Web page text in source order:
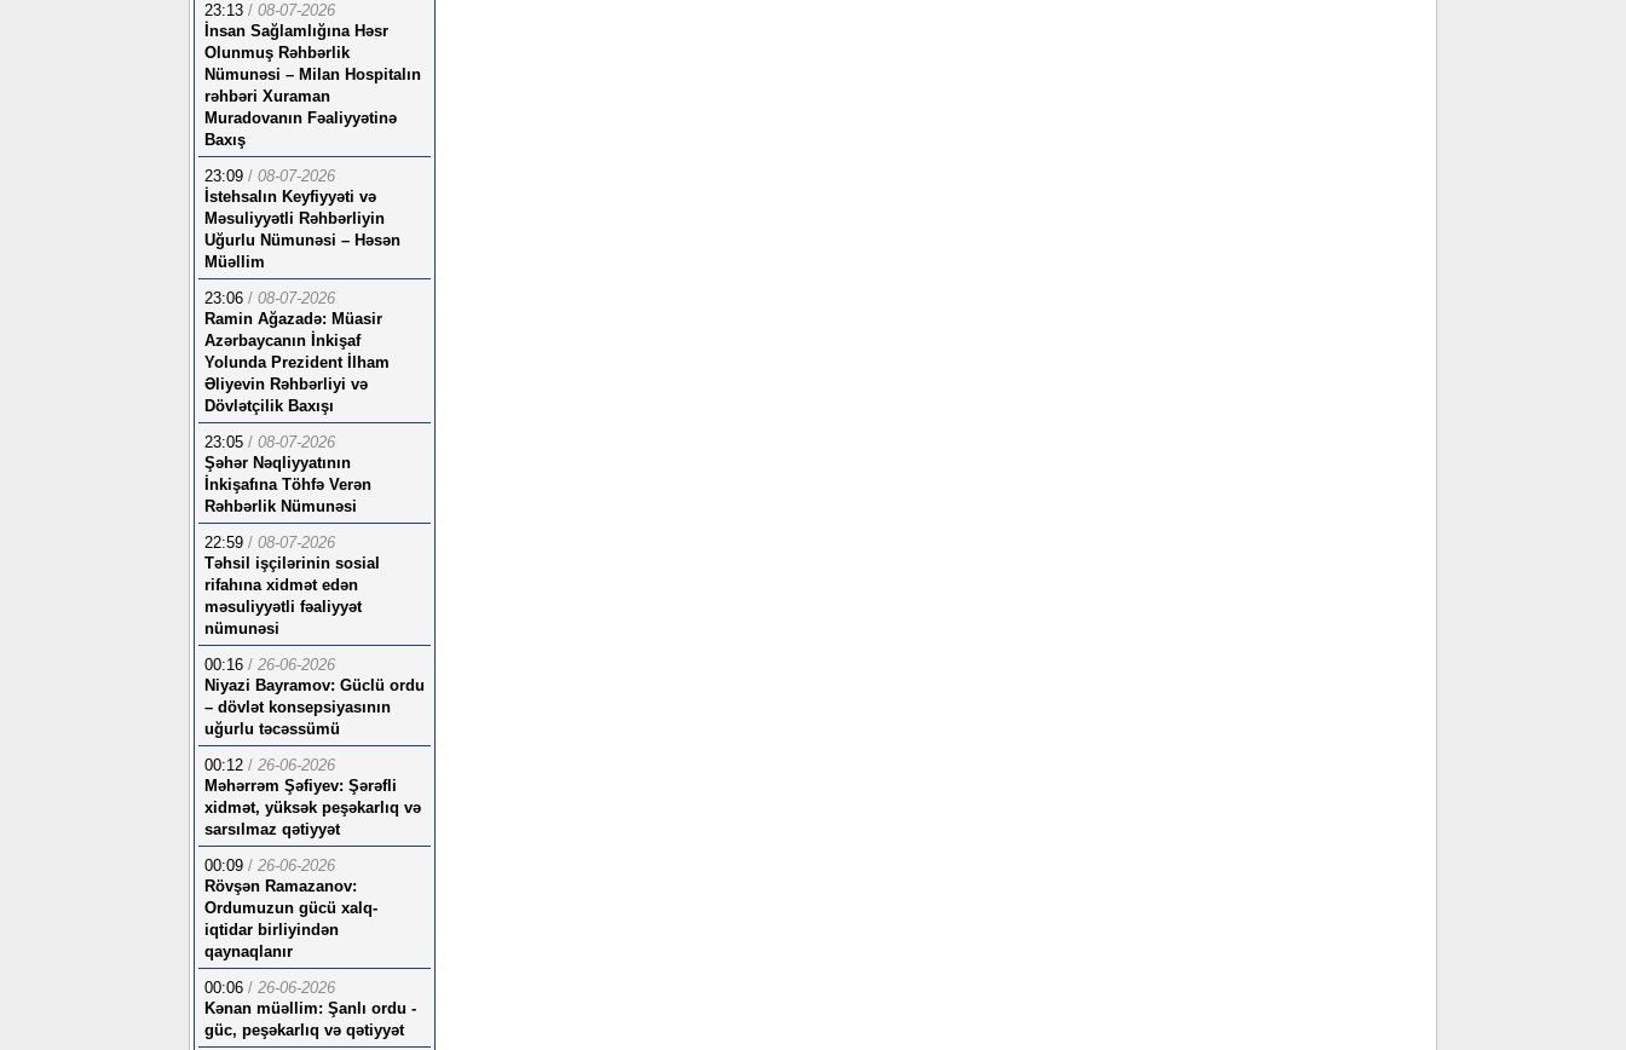
23:13 / 08-07-2026
İnsan Sağlamlığına Həsr
Olunmuş Rəhbərlik
Nümunəsi – Milan Hospitalın
rəhbəri Xuraman
Muradovanın Fəaliyyətinə
Baxış
23:09 / 08-07-2026
İstehsalın Keyfiyyəti və
Məsuliyyətli Rəhbərliyin
Uğurlu Nümunəsi – Həsən
Müəllim
23:06 / 08-07-2026
Ramin Ağazadə: Müasir
Azərbaycanın İnkişaf
Yolunda Prezident İlham
Əliyevin Rəhbərliyi və
Dövlətçilik Baxışı
23:05 / 08-07-2026
Şəhər Nəqliyyatının
İnkişafına Töhfə Verən
Rəhbərlik Nümunəsi
22:59 / 08-07-2026
Təhsil işçilərinin sosial
rifahına xidmət edən
məsuliyyətli fəaliyyət
nümunəsi
00:16 / 26-06-2026
Niyazi Bayramov: Güclü ordu
– dövlət konsepsiyasının
uğurlu təcəssümü
00:12 / 26-06-2026
Məhərrəm Şəfiyev: Şərəfli
xidmət, yüksək peşəkarlıq və
sarsılmaz qətiyyət
00:09 / 26-06-2026
Rövşən Ramazanov:
Ordumuzun gücü xalq-
iqtidar birliyindən
qaynaqlanır
00:06 / 26-06-2026
Kənan müəllim: Şanlı ordu -
güc, peşəkarlıq və qətiyyət